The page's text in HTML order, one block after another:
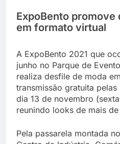
ExpoBento promove
em formato virtual
A ExpoBento 2021 que
junho no Parque de
realiza desfile de moda
transmissão gratuita
dia 13 de novembro
reunindo looks de mais
Pela passarela montada